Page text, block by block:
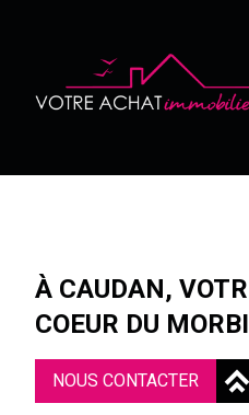
À CAUDAN,
COEUR DU
NOUS CONTACTER